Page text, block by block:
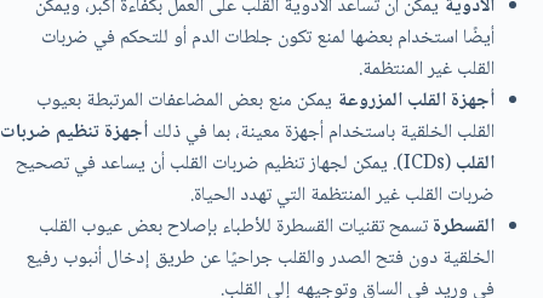
الأدوية يمكن أن تساعد الأدوية القلب على العمل بكفاءة أكبر، ويمكن
أيضًا استخدام بعضها لمنع تكون جلطات الدم أو للتحكم في ضربات
القلب غير المنتظمة.
أجهزة القلب المزروعة يمكن منع بعض المضاعفات المرتبطة بعيوب
القلب الخلقية باستخدام أجهزة معينة، بما في ذلكأجهزة تنظيم ضربات
القلب
(ICDs). يمكن لجهاز تنظيم ضربات القلب أن يساعد في تصحيح
ضربات القلب غير المنتظمة التي تهدد الحياة.
القسطرةتسمح تقنيات القسطرة للأطباء بإصلاح بعض عيوب القلب
الخلقية دون فتح الصدر والقلب جراحيًا عن طريق إدخال أنبوب رفيع
في وريد في الساق وتوجيهه إلى القلب.